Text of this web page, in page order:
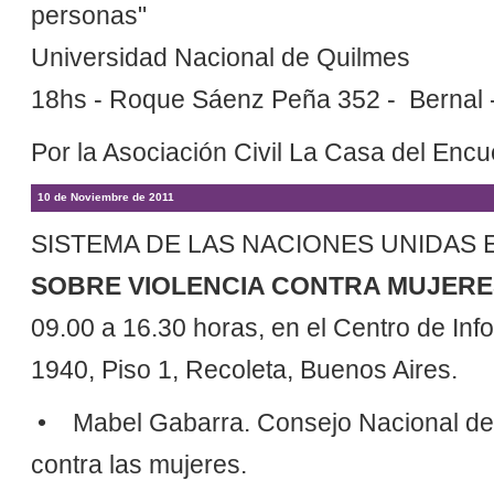
personas"
Universidad Nacional de Quilmes
18hs - Roque Sáenz Peña 352 - Bernal
Por la Asociación Civil La Casa del
10 de Noviembre de 2011
SISTEMA DE LAS NACIONES UNIDAS
SOBRE VIOLENCIA CONTRA
09.00 a 16.30 horas, en el Centro de
1940, Piso 1, Recoleta, Buenos Aires.
• Mabel Gabarra. Consejo Nacional
contra las mujeres.